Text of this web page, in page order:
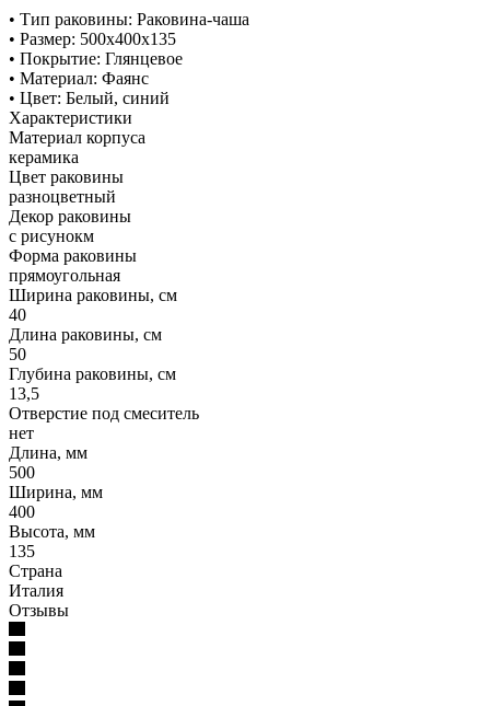
• Тип раковины: Раковина-чаша
• Размер: 500х400х135
• Покрытие: Глянцевое
• Материал: Фаянс
• Цвет: Белый, синий
Характеристики
Материал корпуса
керамика
Цвет раковины
разноцветный
Декор раковины
с рисунокм
Форма раковины
прямоугольная
Ширина раковины, см
40
Длина раковины, см
50
Глубина раковины, см
13,5
Отверстие под смеситель
нет
Длина, мм
500
Ширина, мм
400
Высота, мм
135
Страна
Италия
Отзывы